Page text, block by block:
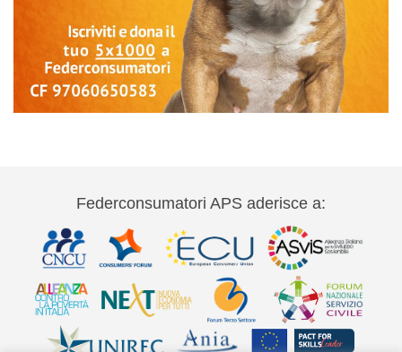
Federconsumatori APS aderisce a: